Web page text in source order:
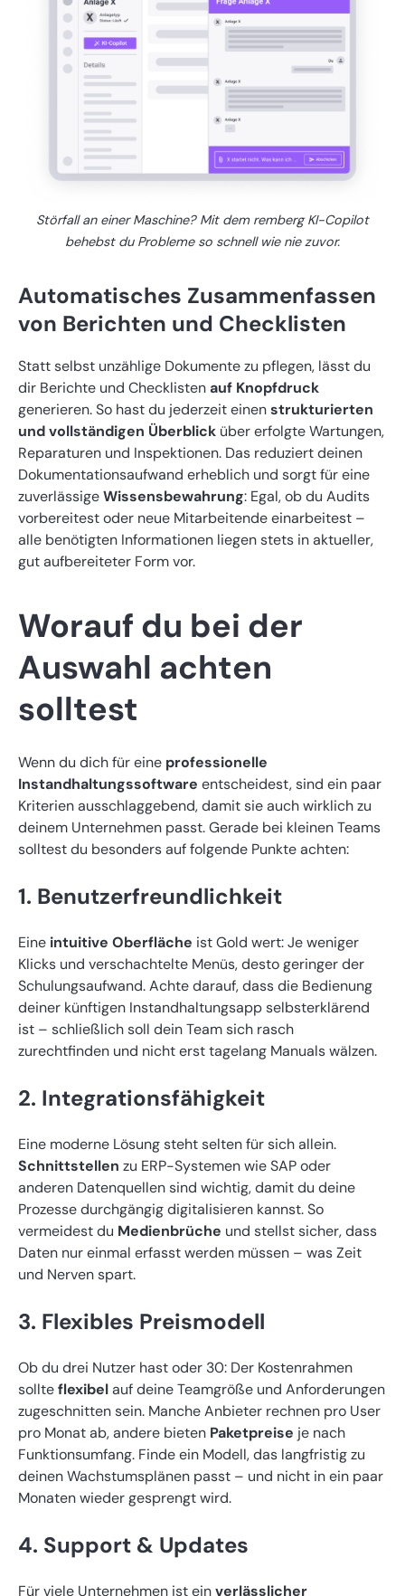
Störfall an einer Maschine? Mit dem remberg KI-Copilot
behebst du Probleme so schnell wie nie zuvor.
Automatisches Zusammenfassen
von Berichten und Checklisten
Statt selbst unzählige Dokumente zu pflegen, lässt du
dir Berichte und Checklistenauf Knopfdruck
generieren. So hast du jederzeit einenstrukturierten
und vollständigen Überblick über erfolgte Wartungen,
Reparaturen und Inspektionen. Das reduziert deinen
Dokumentationsaufwand erheblich und sorgt für eine
zuverlässigeWissensbewahrung: Egal, ob du Audits
vorbereitest oder neue Mitarbeitende einarbeitest –
alle benötigten Informationen liegen stets in aktueller,
gut aufbereiteter Form vor.
Worauf du bei der
Auswahl achten
solltest
Wenn du dich für eine professionelle
Instandhaltungssoftware entscheidest, sind ein paar
Kriterien ausschlaggebend, damit sie auch wirklich zu
deinem Unternehmen passt. Gerade bei kleinen Teams
solltest du besonders auf folgende Punkte achten:
1. Benutzerfreundlichkeit
Eine intuitive Oberfläche ist Gold wert: Je weniger
Klicks und verschachtelte Menüs, desto geringer der
Schulungsaufwand. Achte darauf, dass die Bedienung
deiner künftigen Instandhaltungsapp selbsterklärend
ist – schließlich soll dein Team sich rasch
zurechtfinden und nicht erst tagelang Manuals wälzen.
2. Integrationsfähigkeit
Eine moderne Lösung steht selten für sich allein.
Schnittstellen zu ERP-Systemen wie SAP oder
anderen Datenquellen sind wichtig, damit du deine
Prozesse durchgängig digitalisieren kannst. So
vermeidest du Medienbrüche und stellst sicher, dass
Daten nur einmal erfasst werden müssen – was Zeit
und Nerven spart.
3. Flexibles Preismodell
Ob du drei Nutzer hast oder 30: Der Kostenrahmen
sollteflexibelauf deine Teamgröße und Anforderungen
zugeschnitten sein. Manche Anbieter rechnen pro User
pro Monat ab, andere bieten Paketpreise je nach
Funktionsumfang. Finde ein Modell, das langfristig zu
deinen Wachstumsplänen passt – und nicht in ein paar
Monaten wieder gesprengt wird.
4. Support & Updates
Für viele Unternehmen ist einverlässlicher